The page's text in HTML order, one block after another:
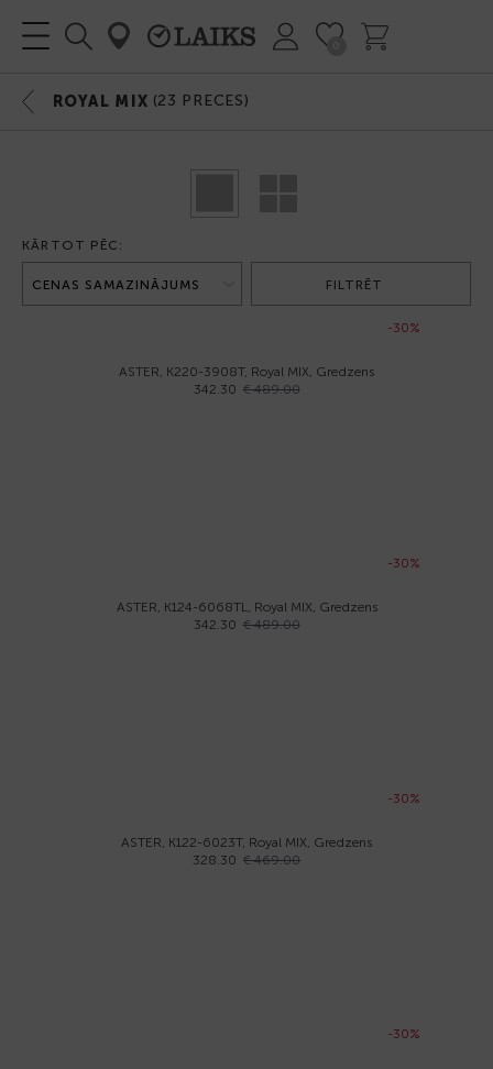
ROYAL MIX (23 PRECES)
KĀRTOT PĒC:
FILTRĒT
-30%
ASTER, K220-3908T, Royal MIX, Gredzens
342.30 € 489.00
-30%
ASTER, K124-6068TL, Royal MIX, Gredzens
342.30 € 489.00
-30%
ASTER, K122-6023T, Royal MIX, Gredzens
328.30 € 469.00
-30%